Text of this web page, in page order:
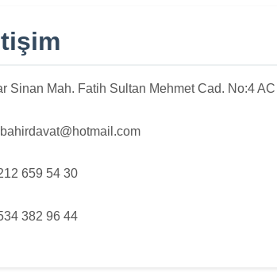
Sinan Mah. Fatih Sultan Mehmet Cad. No:4
659 54 30
382 96 44